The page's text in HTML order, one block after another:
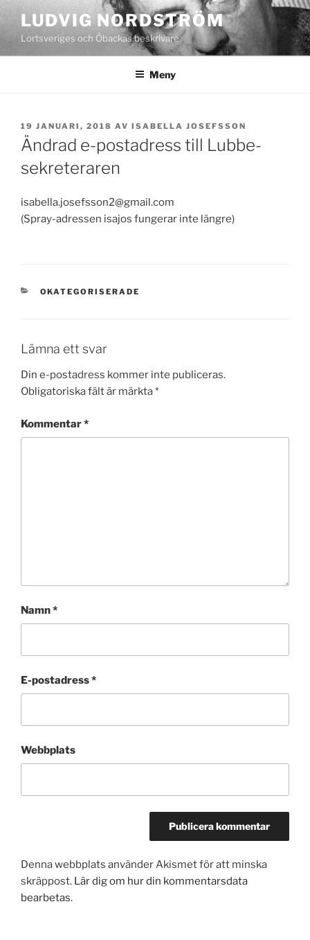
Hoppa
till
innehåll
LUDVIG NORDSTRÖM
Lortsveriges och Öbackas beskrivare
Meny
PUBLICERAT
19 JANUARI, 2018 AV ISABELLA JOSEFSSON
Ändrad e-postadress till Lubbe-
sekreteraren
isabella.josefsson2@gmail.com
(Spray-adressen isajos fungerar inte längre)
KATEGORIER
OKATEGORISERADE
Lämna ett svar
Din e-postadress kommer inte publiceras.
Obligatoriska fält är märkta*
Kommentar*
Namn*
E-postadress*
Webbplats
Denna webbplats använder Akismet för att minska
skräppost. Lär dig om hur din kommentarsdata
bearbetas.